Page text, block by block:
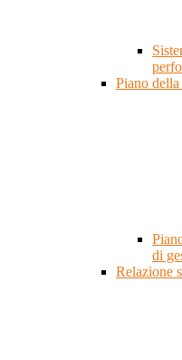
Piano
di
Relazione